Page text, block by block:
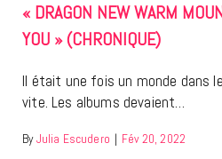
« DRAGON NEW WARM
YOU » (CHRONIQUE)
Il était une fois un monde dans
vite. Les albums devaient…
By Julia Escudero | Fév 20, 2022